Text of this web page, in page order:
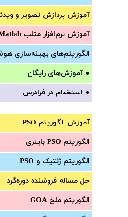
آموزش‌ پردازش تصویر و
آموزش‌ نرم‌افزار متلب Matlab
الگوریتم‌های بهینه‌سازی
● آموزش‌های رایگان
● استخدام در فرادرس
آموزش الگوریتم PSO
الگوریتم PSO باینری
الگوریتم ژنتیک و PSO
حل مساله فروشنده دوره‌گرد
الگوریتم ملخ GOA